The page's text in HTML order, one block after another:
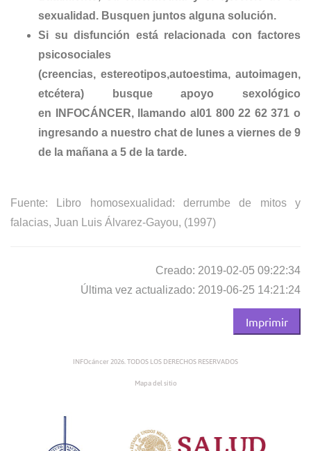
sexualidad. Busquen juntos alguna solución.
Si su disfunción está relacionada con factores
psicosociales
(creencias, estereotipos,autoestima, autoimagen,
etcétera) busque apoyo sexológico
en INFOCÁNCER, llamando al01 800 22 62 371 o
ingresando a nuestro chat de lunes a viernes de 9
de la mañana a 5 de la tarde.
Fuente: Libro homosexualidad: derrumbe de mitos y
falacias, Juan Luis Álvarez-Gayou, (1997)
Creado: 2019-02-05 09:22:34
Última vez actualizado: 2019-06-25 14:21:24
Imprimir
INFOcáncer 2026. TODOS LOS DERECHOS RESERVADOS
Mapa del sitio